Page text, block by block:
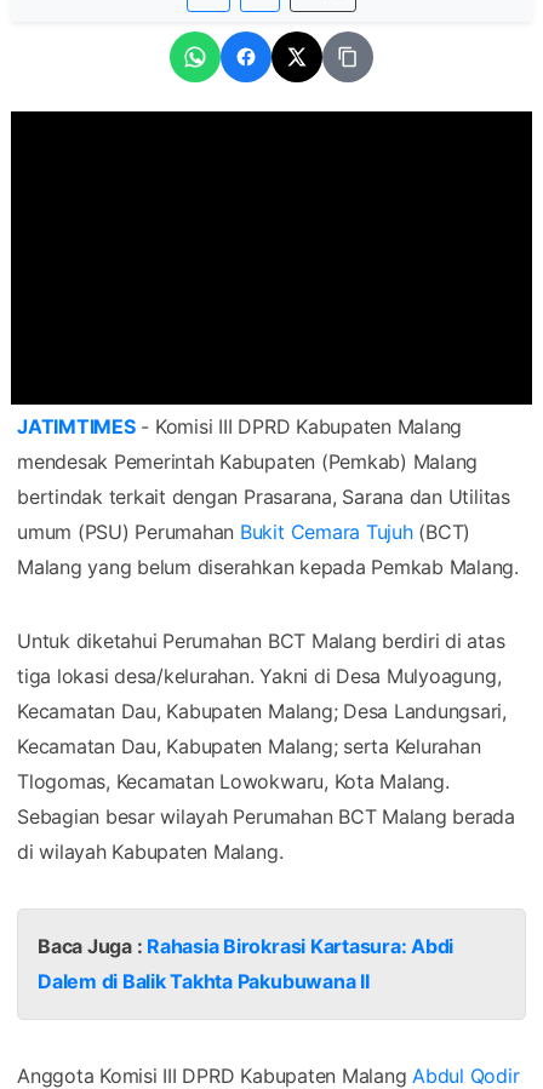
JATIMTIMES- Komisi III DPRD Kabupaten Malang
mendesak Pemerintah Kabupaten (Pemkab) Malang
bertindak terkait dengan Prasarana, Sarana dan Utilitas
umum (PSU) Perumahan Bukit Cemara Tujuh(BCT)
Malang yang belum diserahkan kepada Pemkab Malang.
Untuk diketahui Perumahan BCT Malang berdiri di atas
tiga lokasi desa/kelurahan. Yakni di Desa Mulyoagung,
Kecamatan Dau, Kabupaten Malang; Desa Landungsari,
Kecamatan Dau, Kabupaten Malang; serta Kelurahan
Tlogomas, Kecamatan Lowokwaru, Kota Malang.
Sebagian besar wilayah Perumahan BCT Malang berada
di wilayah Kabupaten Malang.
Baca Juga : Rahasia Birokrasi Kartasura: Abdi
Dalem di Balik Takhta Pakubuwana II
Anggota Komisi III DPRD Kabupaten Malang Abdul Qodir